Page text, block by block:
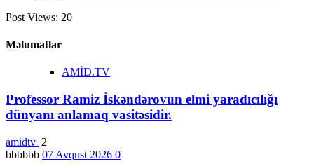
Post Views: 20
Məlumatlar
AMİD.TV
Professor Ramiz İskəndərovun elmi yaradıcılığı
dünyanı anlamaq vasitəsidir.
amidtv 2
bbbbbb 07 Avqust 2026 0